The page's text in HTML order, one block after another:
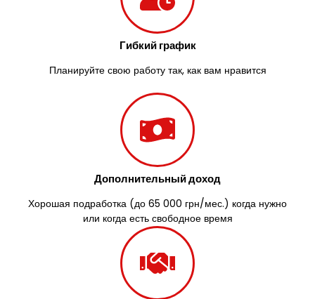
Гибкий график
Планируйте свою работу так, как вам нравится
Дополнительный доход
Хорошая подработка (до 65 000 грн/мес.) когда нужно
или когда есть свободное время
Запорожье
Звенигородка